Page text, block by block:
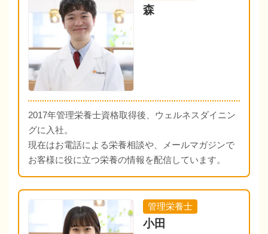
森
2017年管理栄養士資格取得後、ウェルネスダイニン
グに入社。
現在はお電話による栄養相談や、メールマガジンで
お客様に役に立つ栄養の情報を配信しています。
管理栄養士
小田